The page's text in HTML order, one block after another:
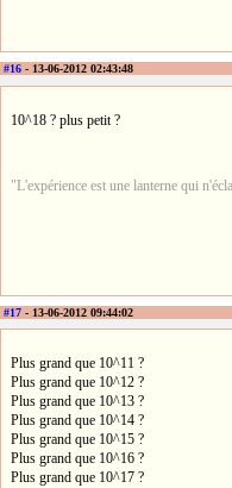
#16 - 13-06-2012 02:43:48
10^18 ? plus petit ?
"L'expérience est une lanterne qui
#17 - 13-06-2012 09:44:02
Plus grand que 10^11 ?
Plus grand que 10^12 ?
Plus grand que 10^13 ?
Plus grand que 10^14 ?
Plus grand que 10^15 ?
Plus grand que 10^16 ?
Plus grand que 10^17 ?